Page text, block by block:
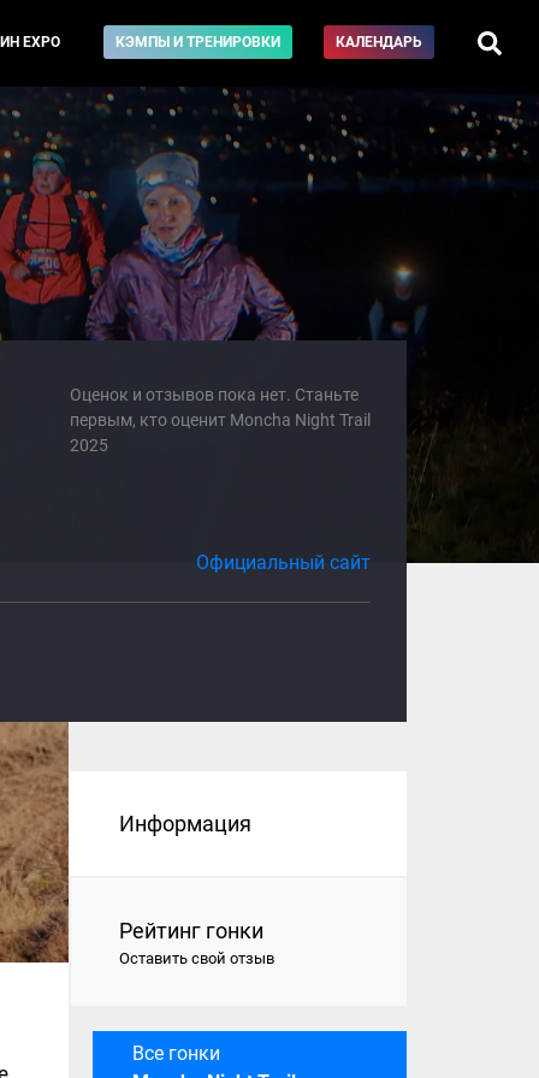
EXPO КЭМПЫ И ТРЕНИРОВКИ КАЛЕНДАРЬ
Оценок и отзывов пока нет. Станьте
первым, кто оценит Moncha Night Trail
2025
Официальный сайт
Информация
Рейтинг гонки
Оставить свой отзыв
Все гонки